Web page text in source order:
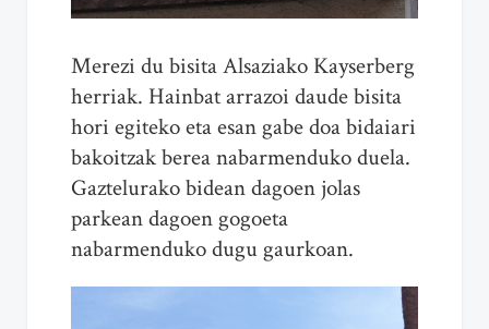
Merezi du bisita Alsaziako Kayserberg
herriak. Hainbat arrazoi daude bisita
hori egiteko eta esan gabe doa bidaiari
bakoitzak berea nabarmenduko duela.
Gaztelurako bidean dagoen jolas
parkean dagoen gogoeta
nabarmenduko dugu gaurkoan.